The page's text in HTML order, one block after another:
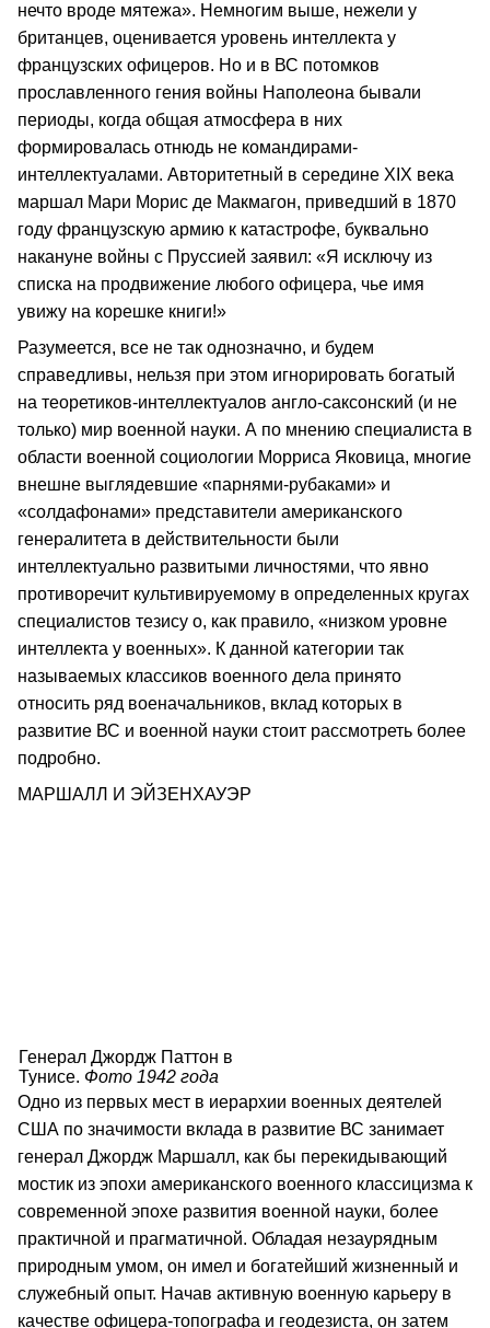
нечто вроде мятежа». Немногим выше, нежели у
британцев, оценивается уровень интеллекта у
французских офицеров. Но и в ВС потомков
прославленного гения войны Наполеона бывали
периоды, когда общая атмосфера в них
формировалась отнюдь не командирами-
интеллектуалами. Авторитетный в середине XIX века
маршал Мари Морис де Макмагон, приведший в 1870
году французскую армию к катастрофе, буквально
накануне войны с Пруссией заявил: «Я исключу из
списка на продвижение любого офицера, чье имя
увижу на корешке книги!»
Разумеется, все не так однозначно, и будем
справедливы, нельзя при этом игнорировать богатый
на теоретиков-интеллектуалов англо-саксонский (и не
только) мир военной науки. А по мнению специалиста в
области военной социологии Морриса Яковица, многие
внешне выглядевшие «парнями-рубаками» и
«солдафонами» представители американского
генералитета в действительности были
интеллектуально развитыми личностями, что явно
противоречит культивируемому в определенных кругах
специалистов тезису о, как правило, «низком уровне
интеллекта у военных». К данной категории так
называемых классиков военного дела принято
относить ряд военачальников, вклад которых в
развитие ВС и военной науки стоит рассмотреть более
подробно.
МАРШАЛЛ И ЭЙЗЕНХАУЭР
Генерал Джордж Паттон в
Тунисе. Фото 1942 года
Одно из первых мест в иерархии военных деятелей
США по значимости вклада в развитие ВС занимает
генерал Джордж Маршалл, как бы перекидывающий
мостик из эпохи американского военного классицизма к
современной эпохе развития военной науки, более
практичной и прагматичной. Обладая незаурядным
природным умом, он имел и богатейший жизненный и
служебный опыт. Начав активную военную карьеру в
качестве офицера-топографа и геодезиста, он затем